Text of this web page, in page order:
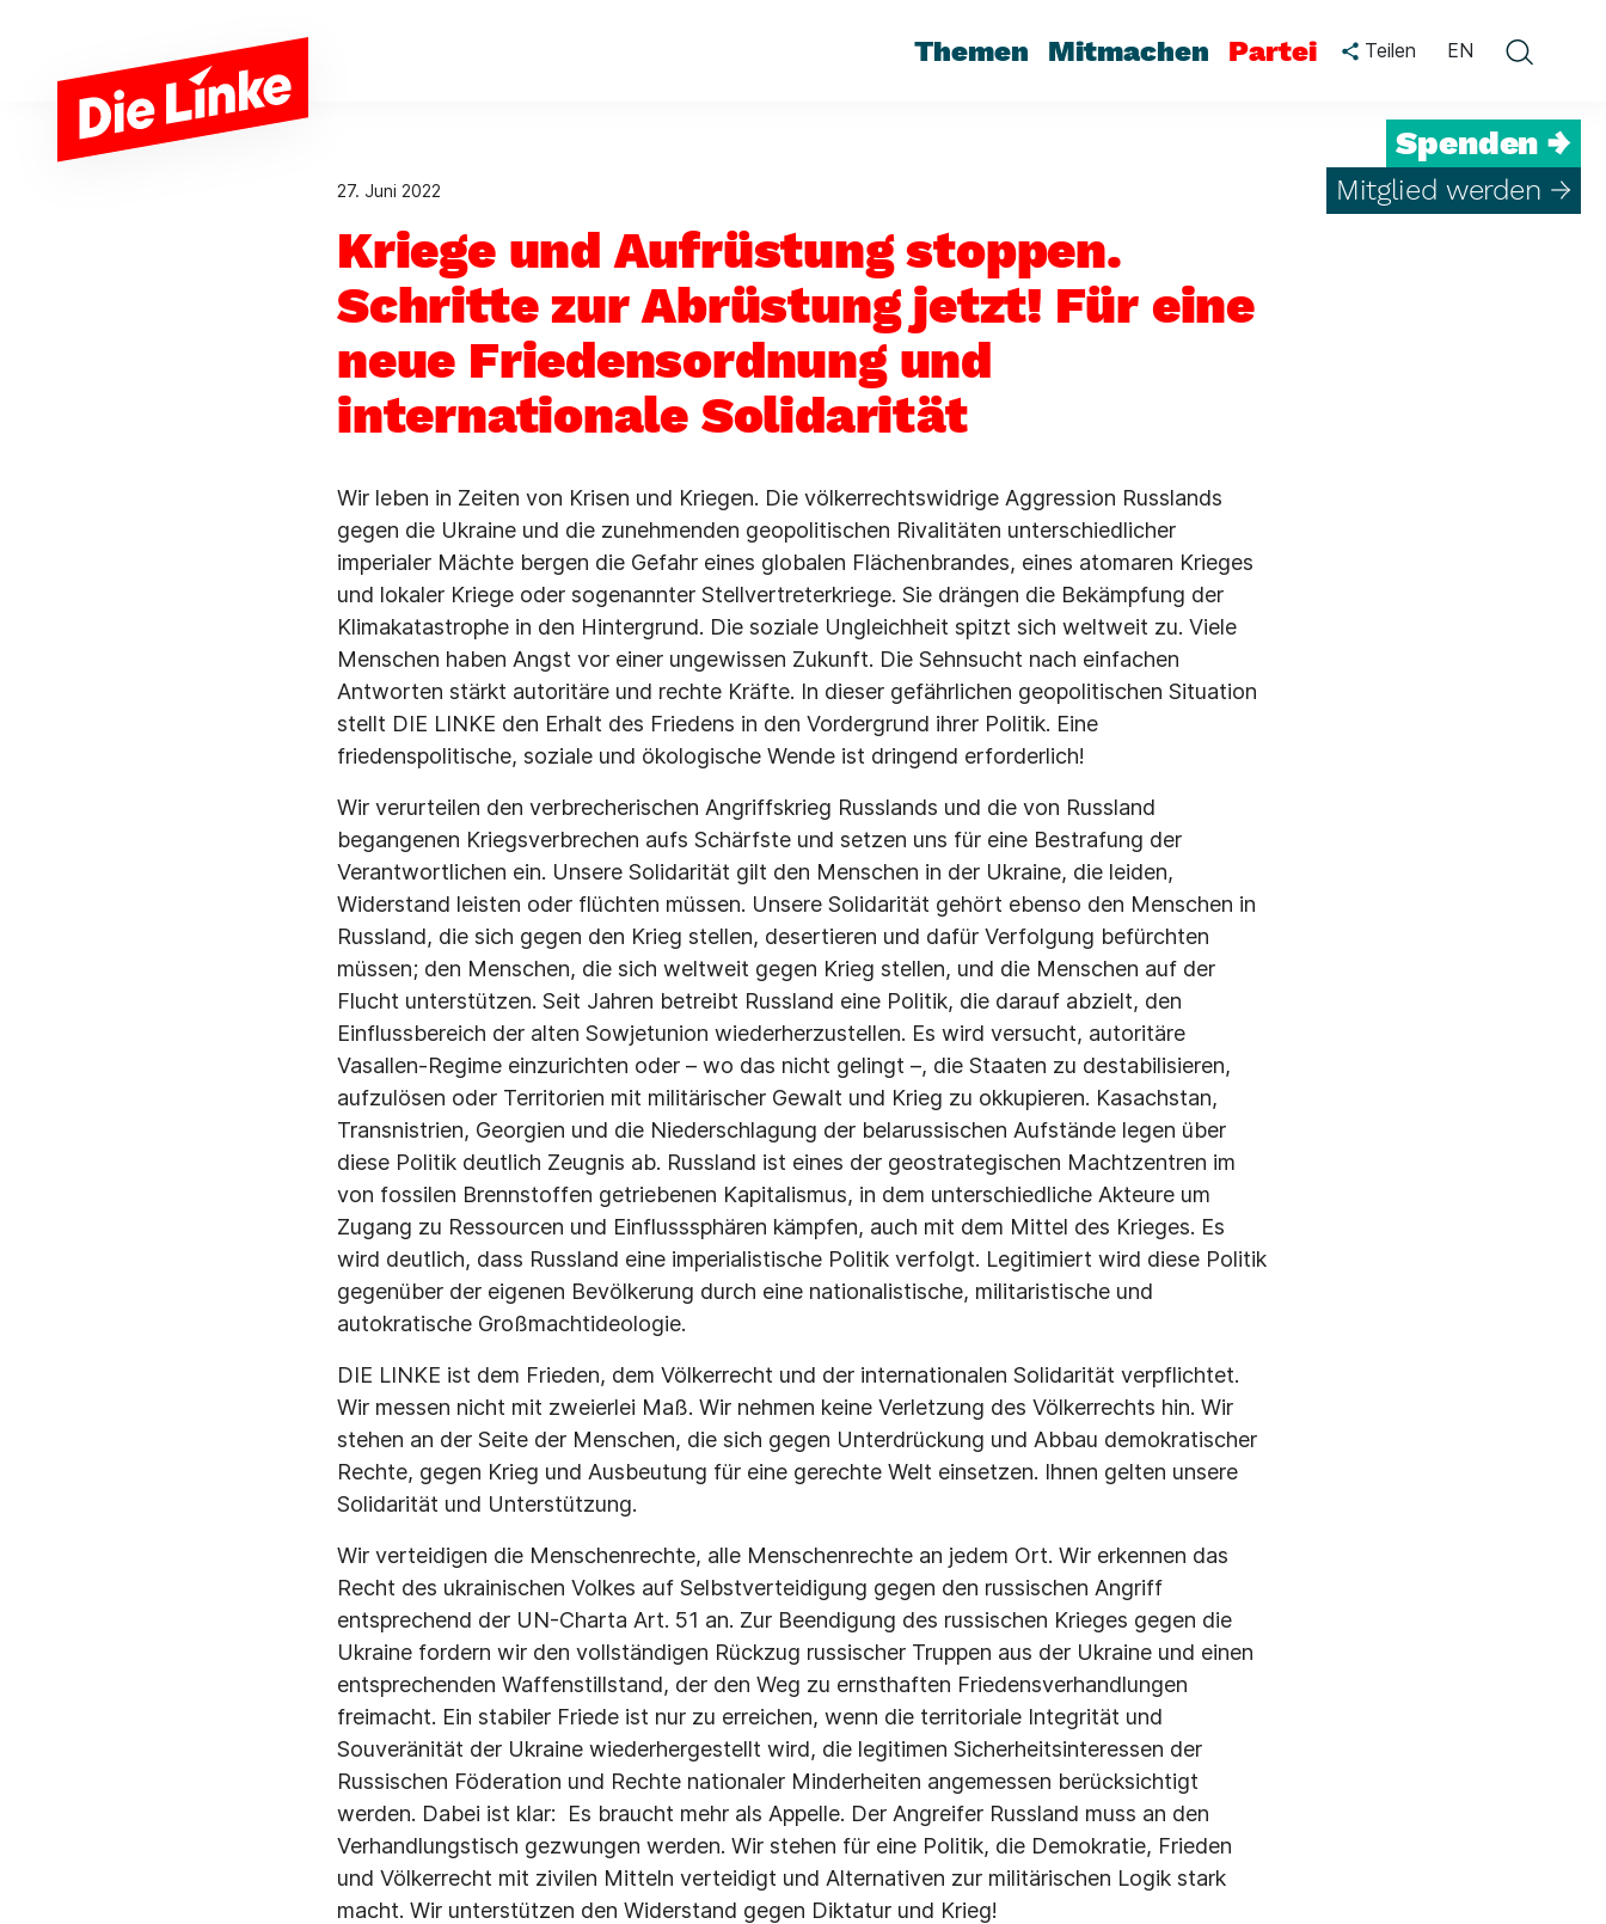
Themen Mitmachen Partei Teilen EN
Spenden →
Mitglied werden →
27. Juni 2022
Kriege und Aufrüstung stoppen.
Schritte zur Abrüstung jetzt! Für eine
neue Friedensordnung und
internationale Solidarität
Wir leben in Zeiten von Krisen und Kriegen. Die völkerrechtswidrige Aggression Russlands
gegen die Ukraine und die zunehmenden geopolitischen Rivalitäten unterschiedlicher
imperialer Mächte bergen die Gefahr eines globalen Flächenbrandes, eines atomaren Krieges
und lokaler Kriege oder sogenannter Stellvertreterkriege. Sie drängen die Bekämpfung der
Klimakatastrophe in den Hintergrund. Die soziale Ungleichheit spitzt sich weltweit zu. Viele
Menschen haben Angst vor einer ungewissen Zukunft. Die Sehnsucht nach einfachen
Antworten stärkt autoritäre und rechte Kräfte. In dieser gefährlichen geopolitischen Situation
stellt DIE LINKE den Erhalt des Friedens in den Vordergrund ihrer Politik. Eine
friedenspolitische, soziale und ökologische Wende ist dringend erforderlich!
Wir verurteilen den verbrecherischen Angriffskrieg Russlands und die von Russland
begangenen Kriegsverbrechen aufs Schärfste und setzen uns für eine Bestrafung der
Verantwortlichen ein. Unsere Solidarität gilt den Menschen in der Ukraine, die leiden,
Widerstand leisten oder flüchten müssen. Unsere Solidarität gehört ebenso den Menschen in
Russland, die sich gegen den Krieg stellen, desertieren und dafür Verfolgung befürchten
müssen; den Menschen, die sich weltweit gegen Krieg stellen, und die Menschen auf der
Flucht unterstützen. Seit Jahren betreibt Russland eine Politik, die darauf abzielt, den
Einflussbereich der alten Sowjetunion wiederherzustellen. Es wird versucht, autoritäre
Vasallen-Regime einzurichten oder – wo das nicht gelingt –, die Staaten zu destabilisieren,
aufzulösen oder Territorien mit militärischer Gewalt und Krieg zu okkupieren. Kasachstan,
Transnistrien, Georgien und die Niederschlagung der belarussischen Aufstände legen über
diese Politik deutlich Zeugnis ab. Russland ist eines der geostrategischen Machtzentren im
von fossilen Brennstoffen getriebenen Kapitalismus, in dem unterschiedliche Akteure um
Zugang zu Ressourcen und Einflusssphären kämpfen, auch mit dem Mittel des Krieges. Es
wird deutlich, dass Russland eine imperialistische Politik verfolgt. Legitimiert wird diese Politik
gegenüber der eigenen Bevölkerung durch eine nationalistische, militaristische und
autokratische Großmachtideologie.
DIE LINKE ist dem Frieden, dem Völkerrecht und der internationalen Solidarität verpflichtet.
Wir messen nicht mit zweierlei Maß. Wir nehmen keine Verletzung des Völkerrechts hin. Wir
stehen an der Seite der Menschen, die sich gegen Unterdrückung und Abbau demokratischer
Rechte, gegen Krieg und Ausbeutung für eine gerechte Welt einsetzen. Ihnen gelten unsere
Solidarität und Unterstützung.
Wir verteidigen die Menschenrechte, alle Menschenrechte an jedem Ort. Wir erkennen das
Recht des ukrainischen Volkes auf Selbstverteidigung gegen den russischen Angriff
entsprechend der UN-Charta Art. 51 an. Zur Beendigung des russischen Krieges gegen die
Ukraine fordern wir den vollständigen Rückzug russischer Truppen aus der Ukraine und einen
entsprechenden Waffenstillstand, der den Weg zu ernsthaften Friedensverhandlungen
freimacht. Ein stabiler Friede ist nur zu erreichen, wenn die territoriale Integrität und
Souveränität der Ukraine wiederhergestellt wird, die legitimen Sicherheitsinteressen der
Russischen Föderation und Rechte nationaler Minderheiten angemessen berücksichtigt
werden. Dabei ist klar: Es braucht mehr als Appelle. Der Angreifer Russland muss an den
Verhandlungstisch gezwungen werden. Wir stehen für eine Politik, die Demokratie, Frieden
und Völkerrecht mit zivilen Mitteln verteidigt und Alternativen zur militärischen Logik stark
macht. Wir unterstützen den Widerstand gegen Diktatur und Krieg!